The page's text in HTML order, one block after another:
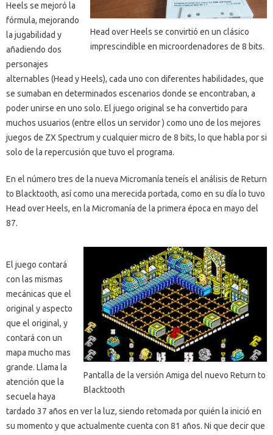
Head over Heels se convirtió en un clásico
imprescindible en microordenadores de 8 bits.
Heels se mejoró la
fórmula, mejorando
la jugabilidad y
añadiendo dos
personajes
alternables (Head y Heels), cada uno con diferentes habilidades, que
se sumaban en determinados escenarios donde se encontraban, a
poder unirse en uno solo. El juego original se ha convertido para
muchos usuarios (entre ellos un servidor ) como uno de los mejores
juegos de ZX Spectrum y cualquier micro de 8 bits, lo que habla por si
solo de la repercusión que tuvo el programa.
En el número tres de la nueva Micromanía teneís el análisis de Return
to Blacktooth, así como una merecida portada, como en su día lo tuvo
Head over Heels, en la Micromanía de la primera época en mayo del
87.
Pantalla de la versión Amiga del nuevo Return to
Blacktooth
El juego contará
con las mismas
mecánicas que el
original y aspecto
que el original, y
contará con un
mapa mucho mas
grande. Llama la
atención que la
secuela haya
tardado 37 años en ver la luz, siendo retomada por quién la inició en
su momento y que actualmente cuenta con 81 años. Ni que decir que